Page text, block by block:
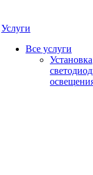
Услуги
Все услуги
Установка